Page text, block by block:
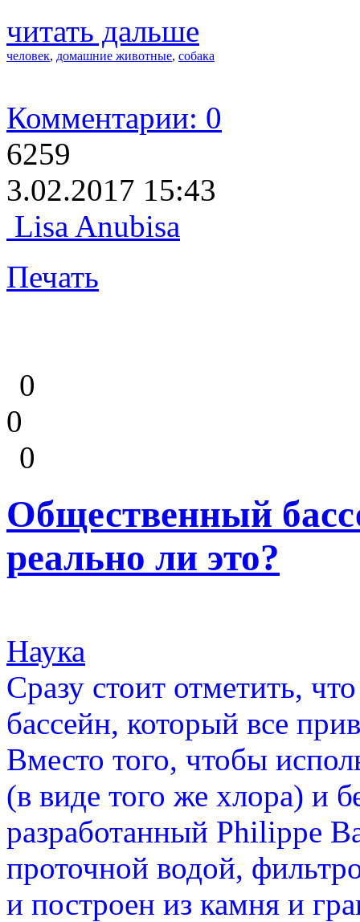
читать дальше
человек, домашние животные, собака
Комментарии: 0
6259
3.02.2017 15:43
Lisa Anubisa
Печать
0
0
0
Общественный
реально ли это?
Наука
Сразу стоит отметить,
бассейн, который все
Вместо того, чтобы
(в виде того же хлора) и
разработанный Philippe
проточной водой,
и построен из камня и